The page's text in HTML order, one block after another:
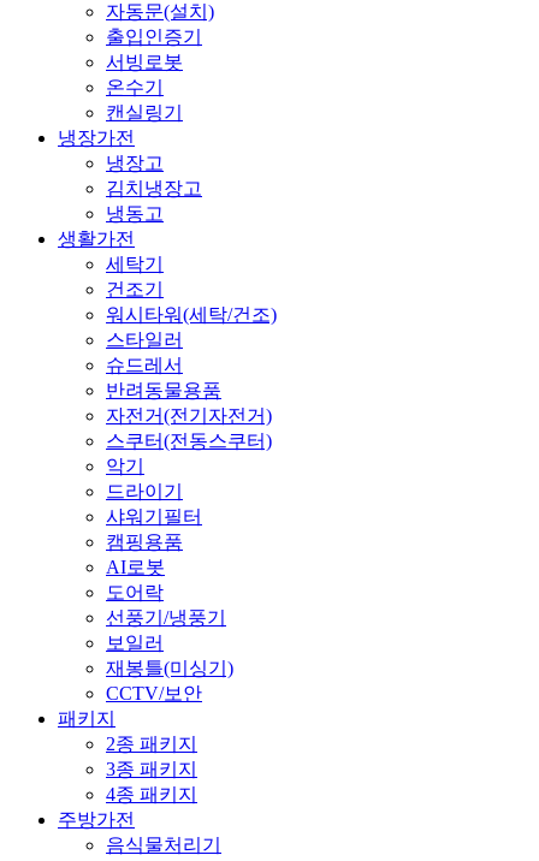
자동문(설치)
출입인증기
서빙로봇
온수기
캔실링기
냉장가전
냉장고
김치냉장고
냉동고
생활가전
세탁기
건조기
워시타워(세탁/건조)
스타일러
슈드레서
반려동물용품
자전거(전기자전거)
스쿠터(전동스쿠터)
악기
드라이기
샤워기필터
캠핑용품
AI로봇
도어락
선풍기/냉풍기
보일러
재봉틀(미싱기)
CCTV/보안
패키지
2종 패키지
3종 패키지
4종 패키지
주방가전
음식물처리기